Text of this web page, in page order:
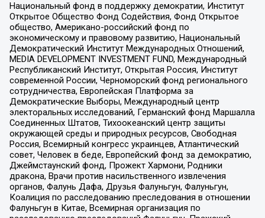
Национальный фонд в поддержку демократии, Институт
Открытое Общество Фонд Содействия, Фонд Открытое
общество, Американо-российский фонд по
экономическому и правовому развитию, Национальный
Демократический Институт Международных Отношений,
MEDIA DEVELOPMENT INVESTMENT FUND, Международный
Республиканский Институт, Открытая Россия, Институт
современной России, Черноморский фонд регионального
сотрудничества, Европейская Платформа за
Демократические Выборы, Международный центр
электоральных исследований, Германский фонд Маршалла
Соединенных Штатов, Тихоокеанский центр защиты
окружающей среды и природных ресурсов, Свободная
Россия, Всемирный конгресс украинцев, Атлантический
совет, Человек в беде, Европейский фонд за демократию,
Джеймстаунский фонд, Прожект Хармони, Родники
дракона, Врачи против насильственного извлечения
органов, Фалунь Дафа, Друзья Фалуньгун, Фалуньгун,
Коалиция по расследованию преследования в отношении
Фалуньгун в Китае, Всемирная организация по